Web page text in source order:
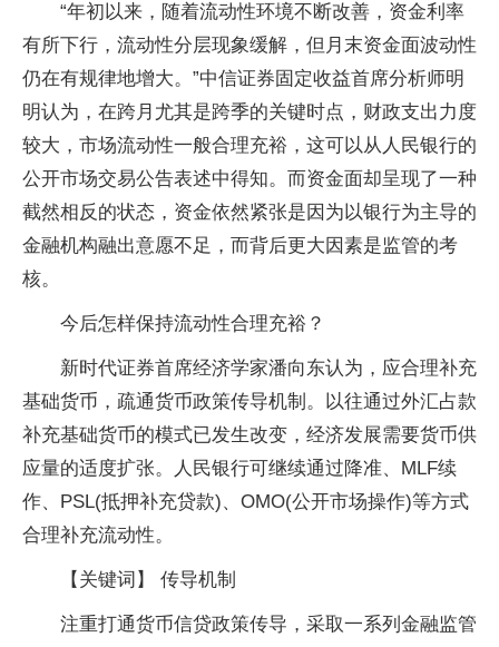
“年初以来，随着流动性环境不断改善，资金利率
有所下行，流动性分层现象缓解，但月末资金面波动性
仍在有规律地增大。”中信证券固定收益首席分析师明
明认为，在跨月尤其是跨季的关键时点，财政支出力度
较大，市场流动性一般合理充裕，这可以从人民银行的
公开市场交易公告表述中得知。而资金面却呈现了一种
截然相反的状态，资金依然紧张是因为以银行为主导的
金融机构融出意愿不足，而背后更大因素是监管的考
核。
今后怎样保持流动性合理充裕？
新时代证券首席经济学家潘向东认为，应合理补充
基础货币，疏通货币政策传导机制。以往通过外汇占款
补充基础货币的模式已发生改变，经济发展需要货币供
应量的适度扩张。人民银行可继续通过降准、MLF续
作、PSL(抵押补充贷款)、OMO(公开市场操作)等方式
合理补充流动性。
【关键词】 传导机制
注重打通货币信贷政策传导，采取一系列金融监管